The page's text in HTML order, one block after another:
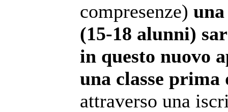
compresenze) una
(15-18 alunni)
in questo nuovo
una classe
attraverso una